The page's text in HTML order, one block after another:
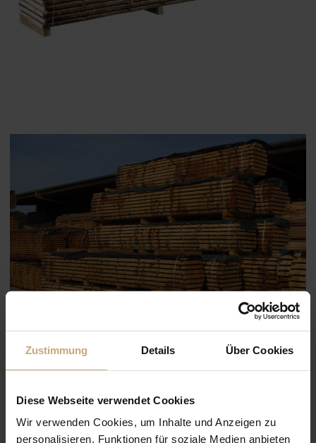
Zustimmung Details Über Cookies
Diese Webseite verwendet Cookies
Wir verwenden Cookies, um Inhalte und Anzeigen zu
personalisieren, Funktionen für soziale Medien anbieten
Blockware aus Eichenholz